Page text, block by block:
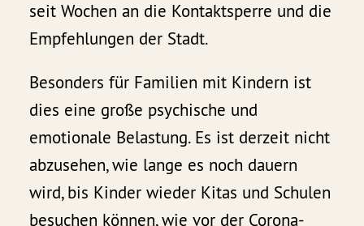
seit Wochen an die Kontaktsperre und die
Empfehlungen der Stadt.
Besonders für Familien mit Kindern ist
dies eine große psychische und
emotionale Belastung. Es ist derzeit nicht
abzusehen, wie lange es noch dauern
wird, bis Kinder wieder Kitas und Schulen
besuchen können, wie vor der Corona-